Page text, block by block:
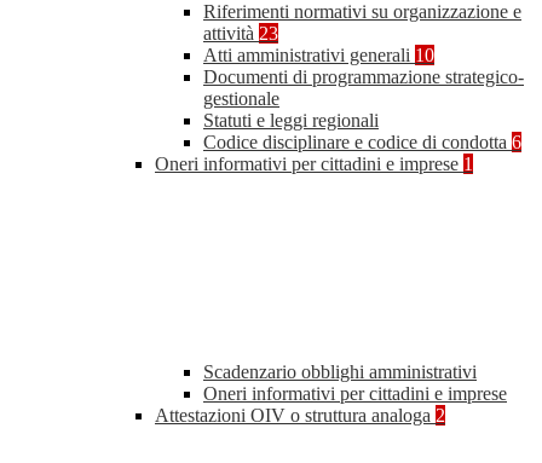
Riferimenti normativi su organizzazione e
attività 23
Atti amministrativi generali 10
Documenti di programmazione strategico-
gestionale
Statuti e leggi regionali
Codice disciplinare e codice di condotta 6
Oneri informativi per cittadini e imprese 1
Scadenzario obblighi amministrativi
Oneri informativi per cittadini e imprese
Attestazioni OIV o struttura analoga 2